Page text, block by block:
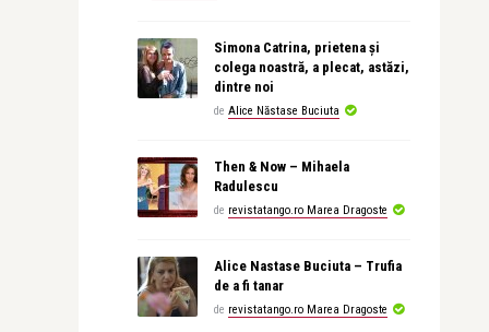
Simona Catrina, prietena și
colega noastră, a plecat, astăzi,
dintre noi
de Alice Năstase Buciuta
Then & Now – Mihaela
Radulescu
de revistatango.ro Marea Dragoste
Alice Nastase Buciuta – Trufia
de a fi tanar
de revistatango.ro Marea Dragoste